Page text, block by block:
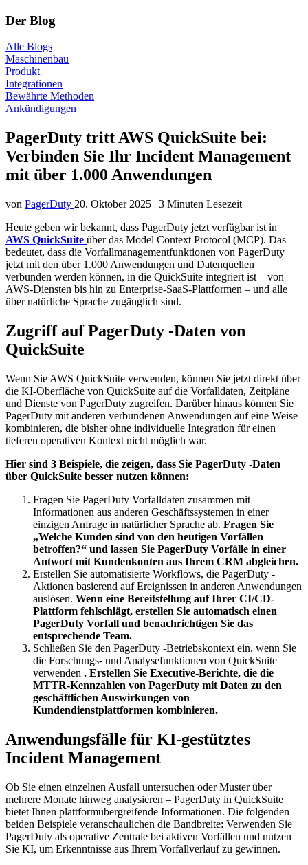
Der Blog
Alle Blogs
Maschinenbau
Produkt
Integrationen
Bewährte Methoden
Ankündigungen
PagerDuty tritt AWS QuickSuite bei:
Verbinden Sie Ihr Incident Management
mit über 1.000 Anwendungen
von PagerDuty 20. Oktober 2025 | 3 Minuten Lesezeit
Heute geben wir bekannt, dass PagerDuty jetzt verfügbar ist in
AWS QuickSuite über das Model Context Protocol (MCP). Das
bedeutet, dass die Vorfallmanagementfunktionen von PagerDuty
jetzt mit den über 1.000 Anwendungen und Datenquellen
verbunden werden können, in die QuickSuite integriert ist – von
AWS-Diensten bis hin zu Enterprise-SaaS-Plattformen – und alle
über natürliche Sprache zugänglich sind.
Zugriff auf PagerDuty -Daten von
QuickSuite
Wenn Sie AWS QuickSuite verwenden, können Sie jetzt direkt über
die KI-Oberfläche von QuickSuite auf die Vorfalldaten, Zeitpläne
und Dienste von PagerDuty zugreifen. Darüber hinaus können Sie
PagerDuty mit anderen verbundenen Anwendungen auf eine Weise
kombinieren, die bisher ohne individuelle Integration für einen
tieferen operativen Kontext nicht möglich war.
Hier sind 3 Beispiele, die zeigen, dass Sie PagerDuty -Daten
über QuickSuite besser nutzen können:
Fragen Sie PagerDuty Vorfalldaten zusammen mit
Informationen aus anderen Geschäftssystemen in einer
einzigen Anfrage in natürlicher Sprache ab. Fragen Sie
„Welche Kunden sind von den heutigen Vorfällen
betroffen?“ und lassen Sie PagerDuty Vorfälle in einer
Antwort mit Kundenkonten aus Ihrem CRM abgleichen.
Erstellen Sie automatisierte Workflows, die PagerDuty -
Aktionen basierend auf Ereignissen in anderen Anwendungen
auslösen. Wenn eine Bereitstellung auf Ihrer CI/CD-
Plattform fehlschlägt, erstellen Sie automatisch einen
PagerDuty Vorfall und benachrichtigen Sie das
entsprechende Team.
Schließen Sie den PagerDuty -Betriebskontext ein, wenn Sie
die Forschungs- und Analysefunktionen von QuickSuite
verwenden . Erstellen Sie Executive-Berichte, die die
MTTR-Kennzahlen von PagerDuty mit Daten zu den
geschäftlichen Auswirkungen von
Kundendienstplattformen kombinieren.
Anwendungsfälle für KI-gestütztes
Incident Management
Ob Sie einen einzelnen Ausfall untersuchen oder Muster über
mehrere Monate hinweg analysieren – PagerDuty in QuickSuite
bietet Ihnen plattformübergreifende Informationen. Die folgenden
beiden Beispiele veranschaulichen die Bandbreite: Verwenden Sie
PagerDuty als operative Zentrale bei aktiven Vorfällen und nutzen
Sie KI, um Erkenntnisse aus Ihrem Vorfallverlauf zu gewinnen.